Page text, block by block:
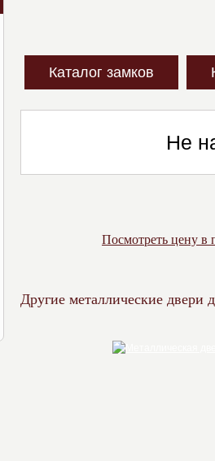
Каталог замков
Не
Посмотреть цену в
Другие металлические двери